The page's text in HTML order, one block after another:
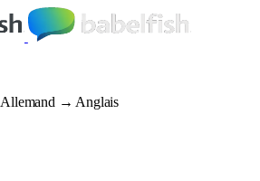
Allemand → Anglais